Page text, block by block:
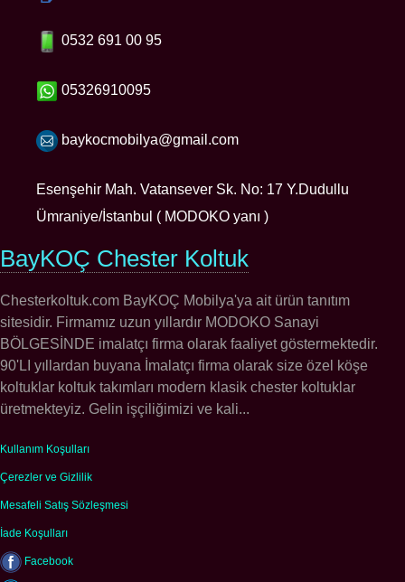
0532 691 00 95
05326910095
baykocmobilya@gmail.com
Esenşehir Mah. Vatansever Sk. No: 17 Y.Dudullu
Ümraniye/İstanbul ( MODOKO yanı )
BayKOÇ Chester Koltuk
Chesterkoltuk.com BayKOÇ Mobilya'ya ait ürün tanıtım
sitesidir. Firmamız uzun yıllardır MODOKO Sanayi
BÖLGESİNDE imalatçı firma olarak faaliyet göstermektedir.
90'LI yıllardan buyana İmalatçı firma olarak size özel köşe
koltuklar koltuk takımları modern klasik chester koltuklar
üretmekteyiz. Gelin işçiliğimizi ve kali...
Kullanım Koşulları
Çerezler ve Gizlilik
Mesafeli Satış Sözleşmesi
İade Koşulları
Facebook